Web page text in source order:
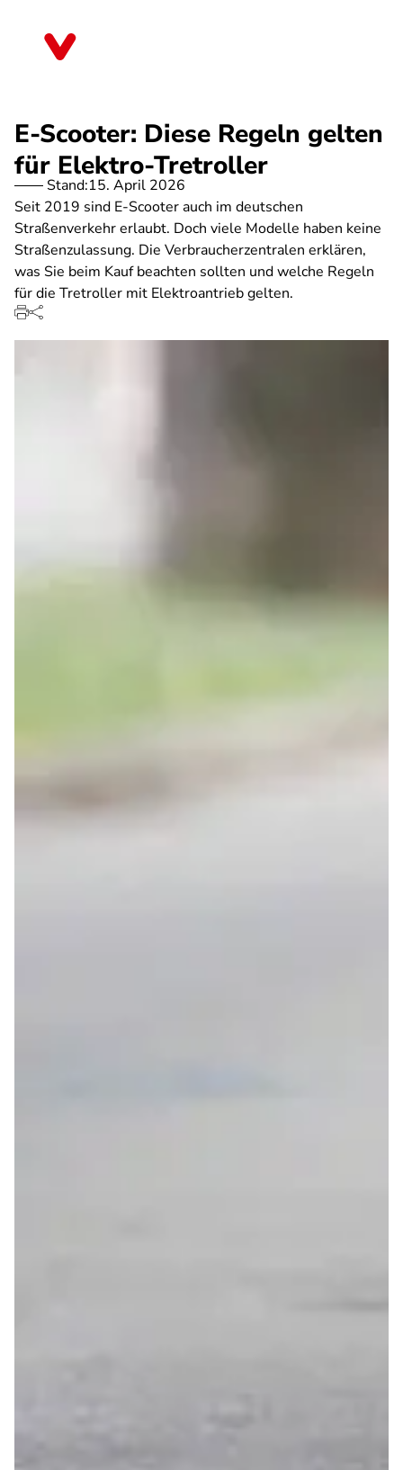
E-Scooter: Diese Regeln gelten
für Elektro-Tretroller
Stand:15. April 2026
Seit 2019 sind E-Scooter auch im deutschen
Straßenverkehr erlaubt. Doch viele Modelle haben keine
Straßenzulassung. Die Verbraucherzentralen erklären,
was Sie beim Kauf beachten sollten und welche Regeln
für die Tretroller mit Elektroantrieb gelten.